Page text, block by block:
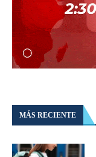
MÁS RECIENTE